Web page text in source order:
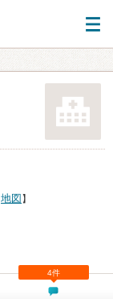
地図 】
4件